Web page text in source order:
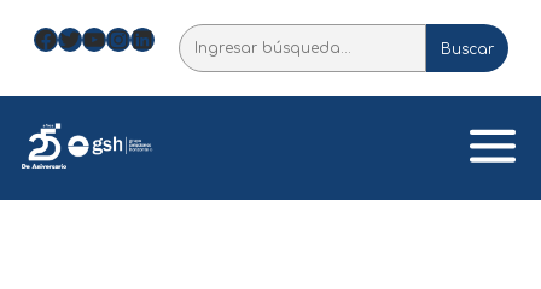
Facebook
Twitter
YouTube
Instagram
LinkedIn
Buscar
Buscar